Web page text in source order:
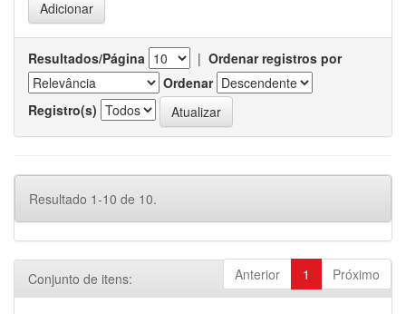
Resultados/Página | Ordenar registros por
Ordenar
Registro(s)
Resultado 1-10 de 10.
Anterior 1 Próximo
Conjunto de itens: